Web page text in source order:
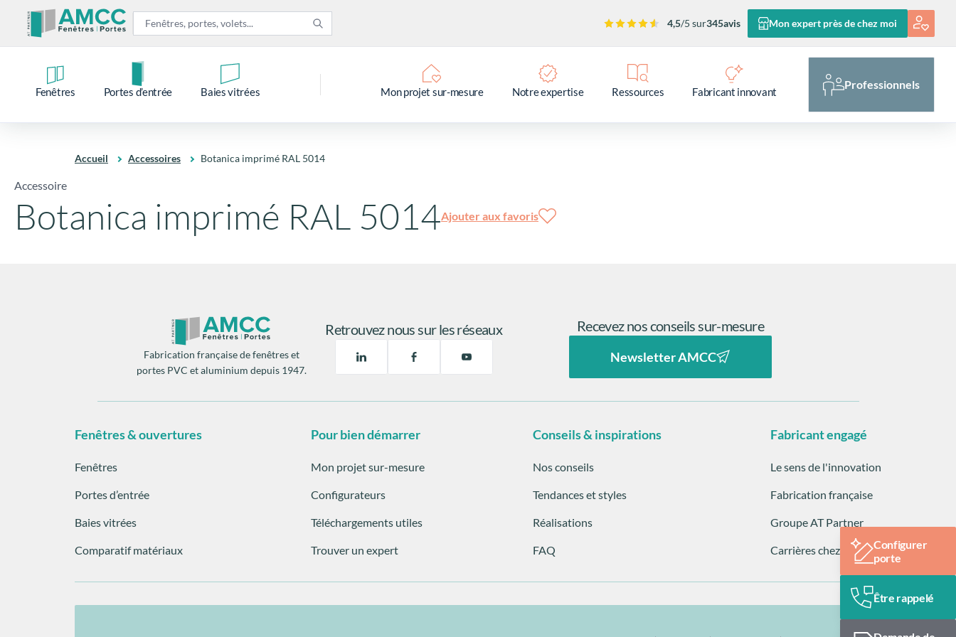
4,5/5 sur345avis Mon expert près de chez moi
Fenêtres Portes d’entrée Baies vitrées Mon projet sur-mesure Notre expertise Ressources Fabricant innovant
Professionnels
Accueil Accessoires Botanica imprimé RAL 5014
Accessoire
Botanica imprimé RAL 5014Ajouter aux favoris
Fabrication française de fenêtres et
portes PVC et aluminium depuis 1947.
Retrouvez nous sur les réseaux Recevez nos conseils sur-mesure
Newsletter AMCC
Fenêtres & ouvertures
Fenêtres
Portes d’entrée
Baies vitrées
Comparatif matériaux
Pour bien démarrer
Mon projet sur-mesure
Configurateurs
Téléchargements utiles
Trouver un expert
Conseils & inspirations
Nos conseils
Tendances et styles
Réalisations
FAQ
Fabricant engagé
Le sens de l'innovation
Fabrication française
Groupe AT Partner
Carrières chez AMCCConfigurer
porte
Être rappelé